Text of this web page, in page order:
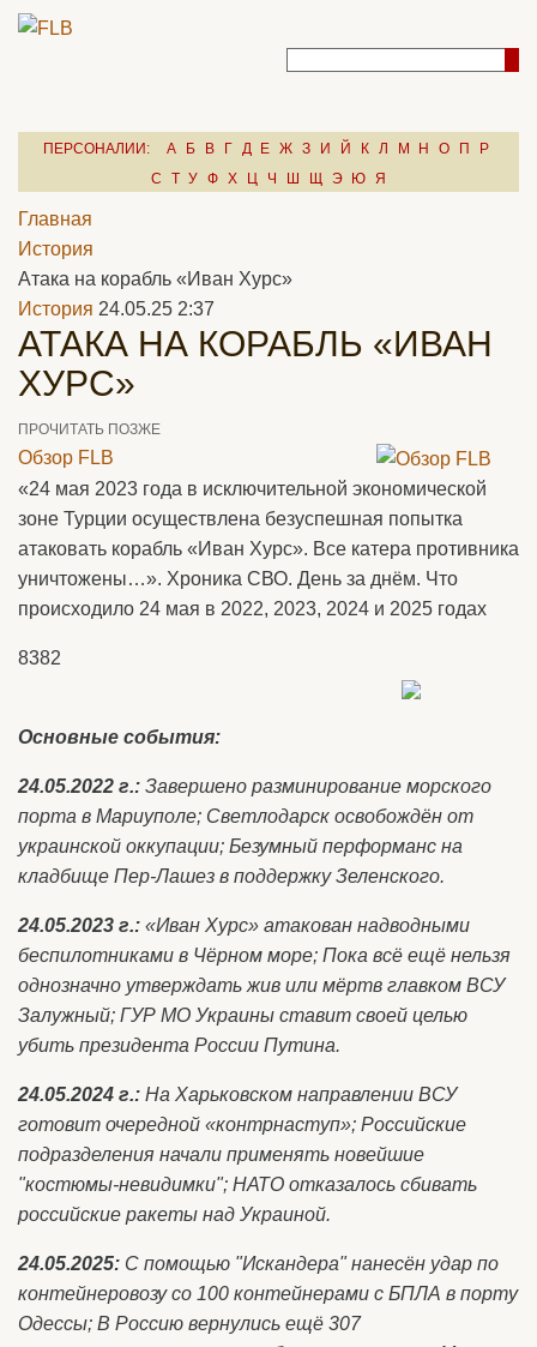
ПЕРСОНАЛИИ: А Б В Г Д Е Ж З И Й К Л М Н О П
Р
С
Т У Ф Х Ц Ч Ш Щ Э Ю Я
Главная
История
Атака на корабль «Иван Хурс»
История 24.05.25 2:37
АТАКА НА КОРАБЛЬ «ИВАН
ХУРС»
ПРОЧИТАТЬ ПОЗЖЕ
Обзор FLB
«24 мая 2023 года в исключительной экономической
зоне Турции осуществлена безуспешная попытка
атаковать корабль «Иван Хурс». Все катерa противника
уничтожены…». Хроника СВО. День за днём. Что
происходило 24 мая в 2022, 2023, 2024 и 2025 годах
8382
Основные события:
24.05.2022 г.: Завершено разминирование морского
порта в Мариуполе; Светлодарск освобождён от
украинской оккупации; Безумный перформанс на
кладбище Пер-Лашез в поддержку Зеленского.
24.05.2023 г.: «Иван Хурс» атакован надводными
беспилотниками в Чёрном море; Пока всё ещё нельзя
однозначно утверждать жив или мёртв главком ВСУ
Залужный; ГУР МО Украины ставит своей целью
убить президента России Путина.
24.05.2024 г.: На Харьковском направлении ВСУ
готовит очередной «контрнаступ»; Российские
подразделения начали применять новейшие
"костюмы-невидимки"; НАТО отказалось сбивать
российские ракеты над Украиной.
24.05.2025: С помощью "Искандера" нанесён удар по
контейнеровозу со 100 контейнерами с БПЛА в порту
Одессы; В Россию вернулись ещё 307